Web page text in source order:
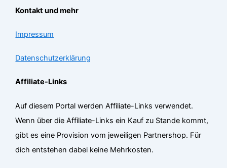
Kontakt und mehr
Impressum
Datenschutzerklärung
Affiliate-Links
Auf diesem Portal werden Affiliate-Links verwendet.
Wenn über die Affiliate-Links ein Kauf zu Stande kommt,
gibt es eine Provision vom jeweiligen Partnershop. Für
dich entstehen dabei keine Mehrkosten.